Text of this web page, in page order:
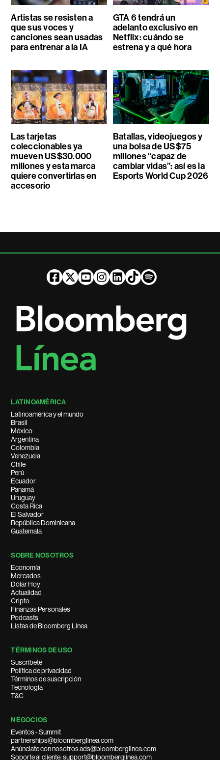
Artistas se resisten a
que sus voces y
canciones sean usadas
para entrenar a la IA
GTA 6 tendrá un
adelanto exclusivo en
Netflix: cuándo se
estrena y a qué hora
Las tarjetas
coleccionables ya
mueven US$30.000
millones y esta marca
quiere convertirlas en
accesorio
Batallas, videojuegos y
una bolsa de US$75
millones “capaz de
cambiar vidas”: así es la
Esports World Cup 2026
LATINOAMÉRICA
Latinoamérica y el mundo
Brasil
México
Argentina
Colombia
Venezuela
Chile
Perú
Ecuador
Panamá
Uruguay
Costa Rica
El Salvador
República Dominicana
Guatemala
SOBRE NOSOTROS
Economía
Mercados
Dólar Hoy
Actualidad
Cripto
Finanzas Personales
Podcasts
Listas de Bloomberg Línea
TÉRMINOS DE USO
Suscríbete
Política de privacidad
Términos de suscripción
Tecnología
T&C
NEGOCIOS
Eventos - Summit
partnerships@bloomberglinea.com
Anúnciate con nosotros ads@bloomberglinea.com
Soporte al cliente: support@bloomberglinea.com